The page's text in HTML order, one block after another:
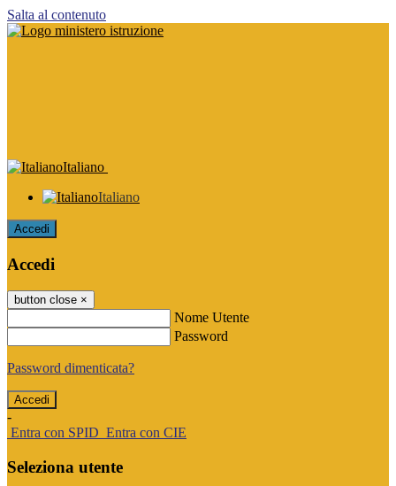
Salta al contenuto
Italiano
Italiano
Accedi
Accedi
button close ×
Nome Utente
Password
Password dimenticata?
-
Entra con SPID Entra con CIE
Seleziona utente